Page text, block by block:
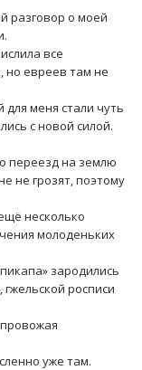
разговор о моей
все
но евреев там не
меня стали чуть
с новой силой.
переезд на землю
не грозят, поэтому
несколько
молоденьких
зародились
росписи
уже там.